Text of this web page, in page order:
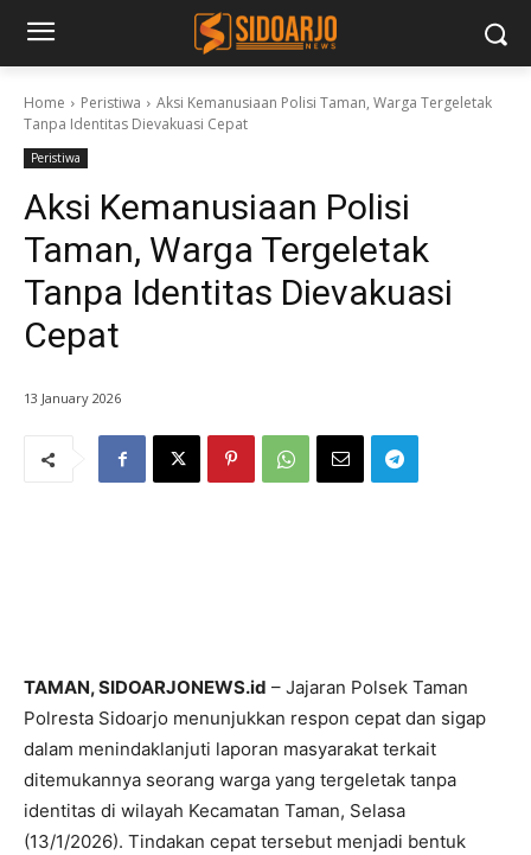
Home Peristiwa
Aksi Kemanusiaan Polisi Taman, Warga Tergeletak
Tanpa Identitas Dievakuasi Cepat
Peristiwa
Aksi Kemanusiaan Polisi
Taman, Warga Tergeletak
Tanpa Identitas Dievakuasi
Cepat
13 January 2026
TAMAN, SIDOARJONEWS.id – Jajaran Polsek Taman
Polresta Sidoarjo menunjukkan respon cepat dan sigap
dalam menindaklanjuti laporan masyarakat terkait
ditemukannya seorang warga yang tergeletak tanpa
identitas di wilayah Kecamatan Taman, Selasa
(13/1/2026). Tindakan cepat tersebut menjadi bentuk